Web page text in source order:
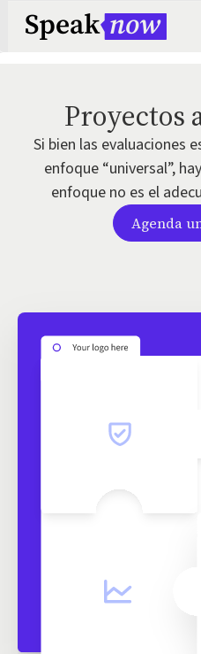
Proyectos
Si bien las evaluaciones
enfoque “universal”,
enfoque no es el
Agenda